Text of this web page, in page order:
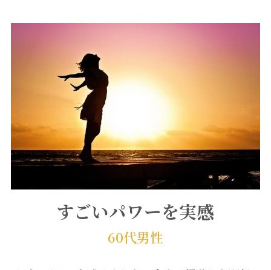
すごいパワーを実感
60代男性